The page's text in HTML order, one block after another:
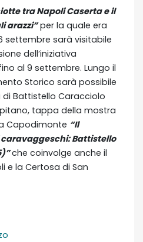
tra Napoli Caserta e il
arazzi”per la quale era
settembre sarà visitabile
dell’iniziativa
al 9 settembre. Lungo il
Storico sarà possibile
Battistello Caracciolo
tappa della mostra
Capodimonte “Il
Battistello
che coinvolge anche il
e la Certosa di San